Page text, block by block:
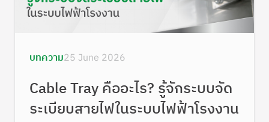
บทความ25 June 2026
Cable Tray คืออะไร? รู้จักระบบจัด
ระเบียบสายไฟในระบบไฟฟ้าโรงงาน